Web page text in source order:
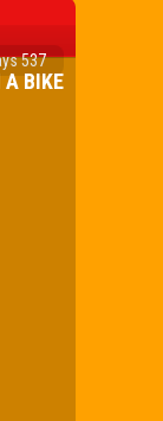
537
A BIKE